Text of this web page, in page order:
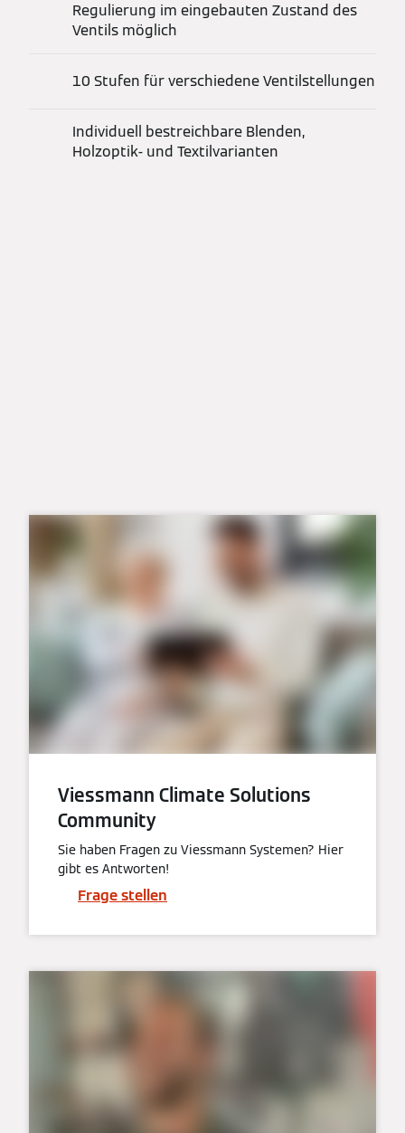
Regulierung im eingebauten Zustand des
Ventils möglich
10 Stufen für verschiedene Ventilstellungen
Individuell bestreichbare Blenden,
Holzoptik- und Textilvarianten
Viessmann Climate Solutions
Community
Sie haben Fragen zu Viessmann Systemen? Hier
gibt es Antworten!
Frage stellen